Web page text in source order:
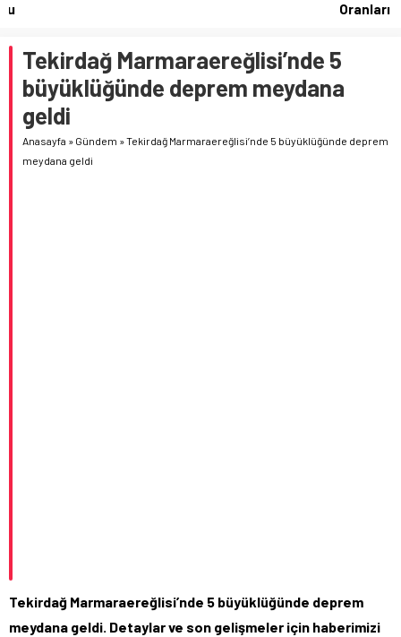
Tekirdağ Marmaraereğlisi’nde 5
büyüklüğünde deprem meydana
geldi
Anasayfa » Gündem »Tekirdağ Marmaraereğlisi’nde 5 büyüklüğünde deprem
meydana geldi
Tekirdağ Marmaraereğlisi’nde 5 büyüklüğünde deprem
meydana geldi. Detaylar ve son gelişmeler için haberimizi